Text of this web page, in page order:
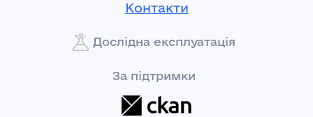
Контакти
Дослідна експлуатація
За підтримки